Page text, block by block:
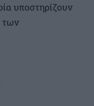
υποστηρίζουν
των